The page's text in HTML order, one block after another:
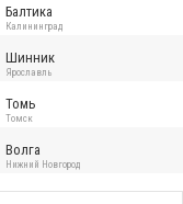
Балтика
Калининград
Шинник
Ярославль
Томь
Томск
Волга
Нижний Новгород